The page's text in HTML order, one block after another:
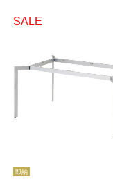
SALE
即納